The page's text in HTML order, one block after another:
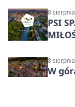
8
PSI
8
W